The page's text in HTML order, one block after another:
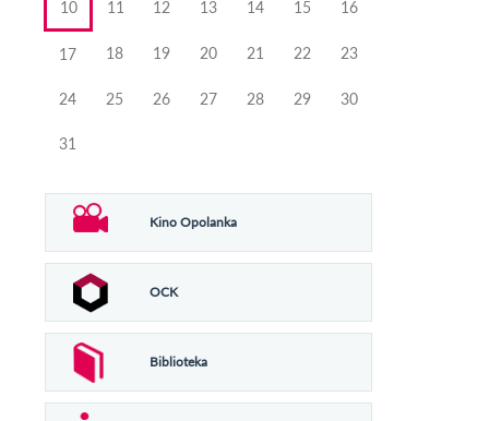
10 11 12 13 14 15 16
17 18 19 20 21 22 23
24 25 26 27 28 29 30
31
Kino Opolanka
OCK
Biblioteka